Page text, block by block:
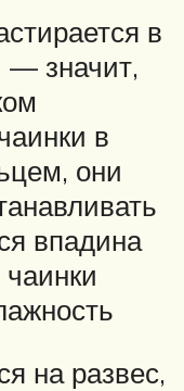
в
значит,
в
они
впадина
на развес,